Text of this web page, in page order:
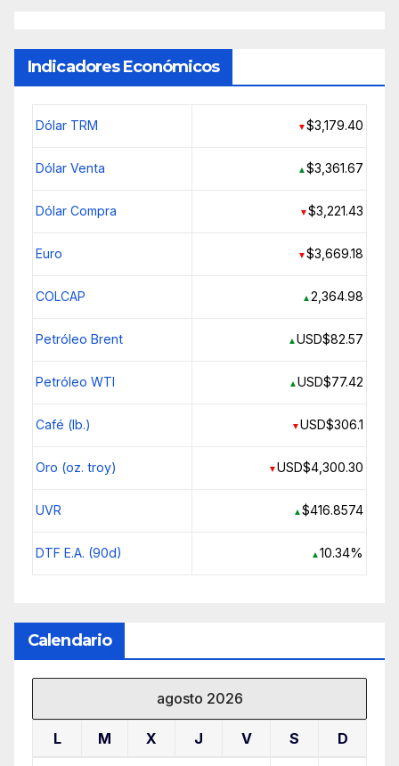
Indicadores Económicos
Dólar TRM ▼$3,179.40
Dólar Venta ▲$3,361.67
Dólar Compra ▼$3,221.43
Euro ▼$3,669.18
COLCAP ▲ 2,364.98
Petróleo Brent ▲USD$82.57
Petróleo WTI ▲USD$77.42
Café (lb.) ▼USD$306.1
Oro (oz. troy) ▼USD$4,300.30
UVR ▲$416.8574
DTF E.A. (90d) ▲ 10.34%
Calendario
agosto 2026
L M X J V S D